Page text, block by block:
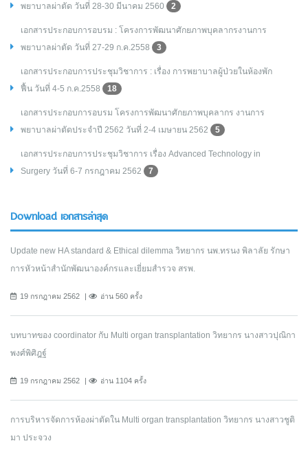
พยาบาลผ่าตัด วันที่ 28-30 มีนาคม 2560
2
เอกสารประกอบการอบรม : โครงการพัฒนาศักยภาพบุคลากรงานการ
พยาบาลผ่าตัด วันที่ 27-29 ก.ค.2558
3
เอกสารประกอบการประชุมวิชาการ : เรื่อง การพยาบาลผู้ป่วยในห้องพัก
ฟื้น วันที่ 4-5 ก.ค.2558
18
เอกสารประกอบการอบรม โครงการพัฒนาศักยภาพบุคลากร งานการ
พยาบาลผ่าตัดประจำปี 2562 วันที่ 2-4 เมษายน 2562
5
เอกสารประกอบการประชุมวิชาการ เรื่อง Advanced Technology in
Surgery วันที่ 6-7 กรกฎาคม 2562
7
Download เอกสารล่าสุด
Update new HA standard & Ethical dilemma วิทยากร นพ.ทรนง พิลาลัย รักษา
การหัวหน้าสำนักพัฒนาองค์กรและเยี่ยมสำรวจ สรพ.
19 กรกฎาคม 2562 อ่าน 560 ครั้ง
บทบาทของ coordinator กับ Multi organ transplantation วิทยากร นางสาวปุณิกา
พงศ์พิศิฎฐ์
19 กรกฎาคม 2562 อ่าน 1104 ครั้ง
การบริหารจัดการห้องผ่าตัดใน Multi organ transplantation วิทยากร นางสาวชูติ
มา ประจวง